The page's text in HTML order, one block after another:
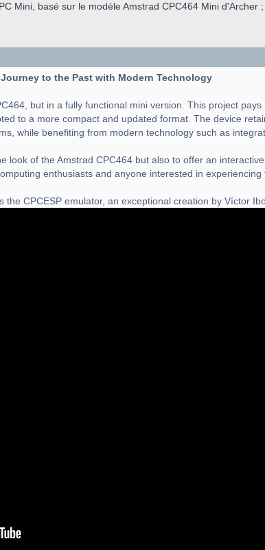
Mini, basé sur le modèle Amstrad CPC464 Mini
to the Past with Modern Technology
but in a fully functional mini version. This project
to a more compact and updated format. The device
while benefiting from modern technology such as
look of the Amstrad CPC464 but also to offer an
enthusiasts and anyone interested in
the CPCESP emulator, an exceptional creation by Víctor